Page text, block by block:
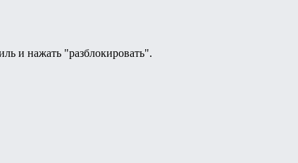
и нажать "разблокировать".